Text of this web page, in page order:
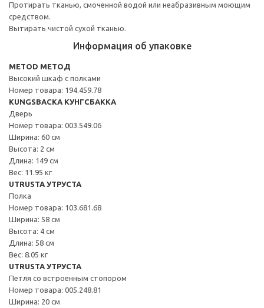
Протирать тканью, смоченной водой или неабразивным моющим
средством.
Вытирать чистой сухой тканью.
Информация об упаковке
METOD МЕТОД
Высокий шкаф с полками
Номер товара: 194.459.78
KUNGSBACKA КУНГСБАККА
Дверь
Номер товара: 003.549.06
Ширина: 60 см
Высота: 2 см
Длина: 149 см
Вес: 11.95 кг
UTRUSTA УТРУСТА
Полка
Номер товара: 103.681.68
Ширина: 58 см
Высота: 4 см
Длина: 58 см
Вес: 8.05 кг
UTRUSTA УТРУСТА
Петля со встроенным стопором
Номер товара: 005.248.81
Ширина: 20 см